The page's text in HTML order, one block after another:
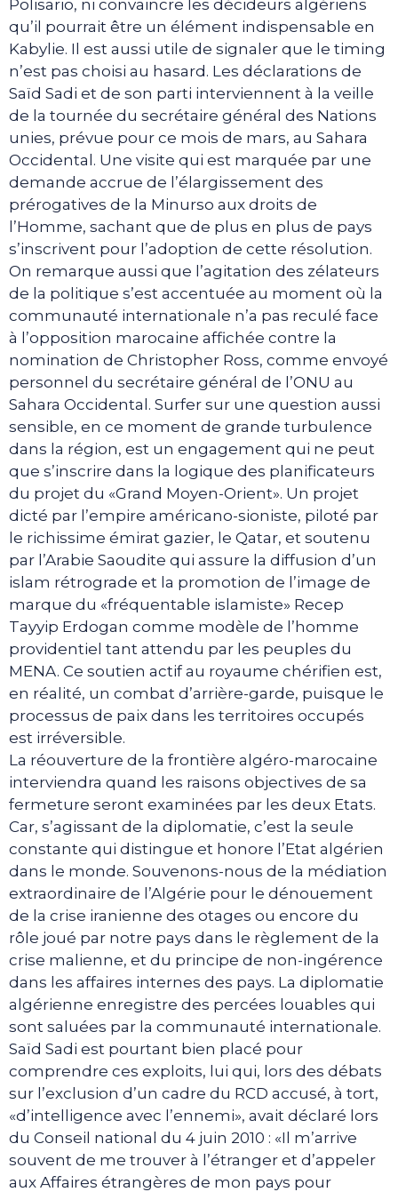
Polisario, ni convaincre les décideurs algériens
qu’il pourrait être un élément indispensable en
Kabylie. Il est aussi utile de signaler que le timing
n’est pas choisi au hasard. Les déclarations de
Saïd Sadi et de son parti interviennent à la veille
de la tournée du secrétaire général des Nations
unies, prévue pour ce mois de mars, au Sahara
Occidental. Une visite qui est marquée par une
demande accrue de l’élargissement des
prérogatives de la Minurso aux droits de
l’Homme, sachant que de plus en plus de pays
s’inscrivent pour l’adoption de cette résolution.
On remarque aussi que l’agitation des zélateurs
de la politique s’est accentuée au moment où la
communauté internationale n’a pas reculé face
à l’opposition marocaine affichée contre la
nomination de Christopher Ross, comme envoyé
personnel du secrétaire général de l’ONU au
Sahara Occidental. Surfer sur une question aussi
sensible, en ce moment de grande turbulence
dans la région, est un engagement qui ne peut
que s’inscrire dans la logique des planificateurs
du projet du «Grand Moyen-Orient». Un projet
dicté par l’empire américano-sioniste, piloté par
le richissime émirat gazier, le Qatar, et soutenu
par l’Arabie Saoudite qui assure la diffusion d’un
islam rétrograde et la promotion de l’image de
marque du «fréquentable islamiste» Recep
Tayyip Erdogan comme modèle de l’homme
providentiel tant attendu par les peuples du
MENA. Ce soutien actif au royaume chérifien est,
en réalité, un combat d’arrière-garde, puisque le
processus de paix dans les territoires occupés
est irréversible.
La réouverture de la frontière algéro-marocaine
interviendra quand les raisons objectives de sa
fermeture seront examinées par les deux Etats.
Car, s’agissant de la diplomatie, c’est la seule
constante qui distingue et honore l’Etat algérien
dans le monde. Souvenons-nous de la médiation
extraordinaire de l’Algérie pour le dénouement
de la crise iranienne des otages ou encore du
rôle joué par notre pays dans le règlement de la
crise malienne, et du principe de non-ingérence
dans les affaires internes des pays. La diplomatie
algérienne enregistre des percées louables qui
sont saluées par la communauté internationale.
Saïd Sadi est pourtant bien placé pour
comprendre ces exploits, lui qui, lors des débats
sur l’exclusion d’un cadre du RCD accusé, à tort,
«d’intelligence avec l’ennemi», avait déclaré lors
du Conseil national du 4 juin 2010 : «Il m’arrive
souvent de me trouver à l’étranger et d’appeler
aux Affaires étrangères de mon pays pour